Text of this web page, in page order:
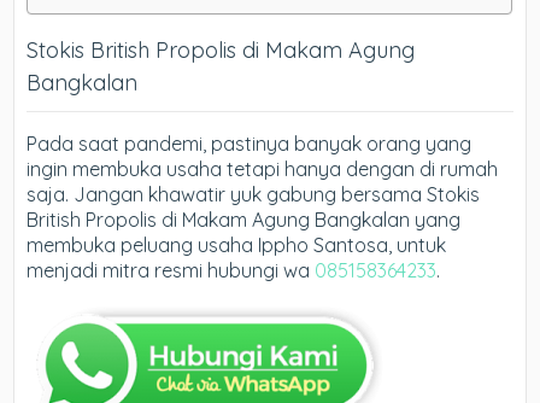
Stokis British Propolis di Makam Agung
Bangkalan
Pada saat pandemi, pastinya banyak orang yang
ingin membuka usaha tetapi hanya dengan di rumah
saja. Jangan khawatir yuk gabung bersama Stokis
British Propolis di Makam Agung Bangkalan yang
membuka peluang usaha Ippho Santosa, untuk
menjadi mitra resmi hubungi wa 085158364233.